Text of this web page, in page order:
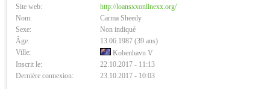
Site web:
http://loansxxonlinexx.org/
Nom:
Carma Sheedy
Sexe:
Non indiqué
Âge:
13.06.1987 (39 ans)
Ville:
Kobenhavn V
Inscrit le:
22.10.2017 - 11:13
Dernière connexion:
23.10.2017 - 10:03